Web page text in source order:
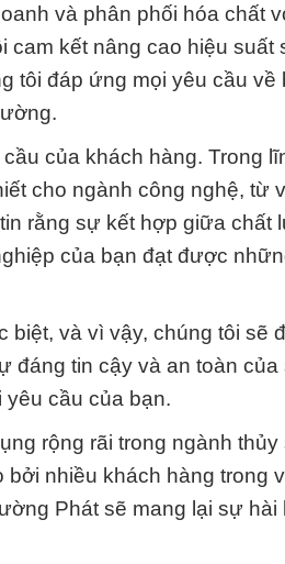
và phân phối hóa chất
cam kết nâng cao hiệu suất
tôi đáp ứng mọi yêu cầu về
của khách hàng. Trong
cho ngành công nghệ, từ
rằng sự kết hợp giữa chất
của bạn đạt được
và vì vậy, chúng tôi sẽ
tin cậy và an toàn của
cầu của bạn.
rộng rãi trong ngành thủy
nhiều khách hàng trong
Phát sẽ mang lại sự hài